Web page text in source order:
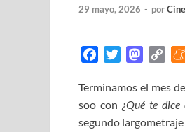
29 mayo, 2026 - por
c
e
b
i
t
t
M
s
t
o
p
y
L
Terminamos el mes
soo con ¿Qué te dice
segundo